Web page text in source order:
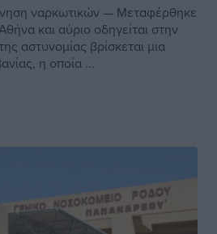
ναρκωτικών — Μεταφέρθηκε
και αύριο οδηγείται στην
αστυνομίας βρίσκεται μια
η οποία ...